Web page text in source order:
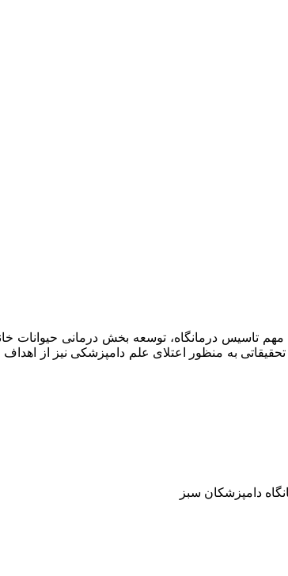
سبز در سال ۱۳۹۷ افتتاح گردید . از اهداف مهم تاسیس درمانگاه،
به منظور اعتلای علم دامپزشکی نیز از
دامپزشکان سبز